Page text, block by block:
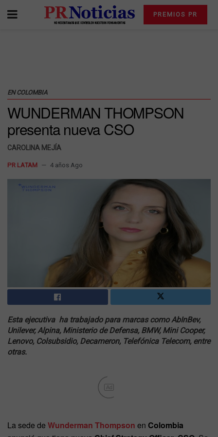
PREMIOS PR
EN COLOMBIA
WUNDERMAN THOMPSON
presenta nueva CSO
CAROLINA MEJÍA
PR LATAM 4 años Ago
Esta ejecutiva ha trabajado para marcas como AbInBev,
Unilever, Alpina, Ministerio de Defensa, BMW, Mini Cooper,
Lenovo, Colsubsidio, Decameron, Telefónica Telecom, entre
otras.
Ad
La sede de Wunderman Thompson en Colombia